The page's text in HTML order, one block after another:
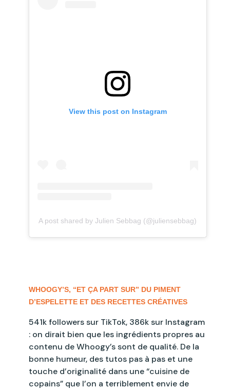
View this post on Instagram
A post shared by Julien Sebbag (@juliensebbag)
WHOOGY’S, “ET ÇA PART SUR” DU PIMENT
D’ESPELETTE ET DES RECETTES CRÉATIVES
541k followers sur TikTok, 386k sur Instagram
: on dirait bien que les ingrédients propres au
contenu de Whoogy’s sont de qualité. De la
bonne humeur, des tutos pas à pas et une
touche d’originalité dans une “cuisine de
copains” que l’on a terriblement envie de